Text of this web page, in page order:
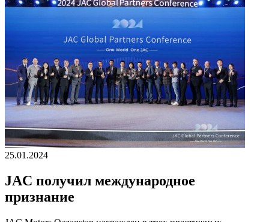
25.01.2024
JAC получил международное
признание